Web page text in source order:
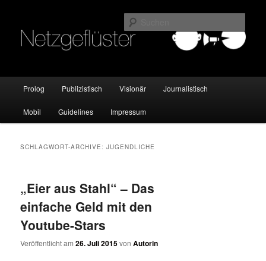
Netzgeflüster
Zum
Inhalt
Zum
sekundären
Prolog Publizistisch Visionär Journalistisch
Mobil Guidelines Impressum
SCHLAGWORT-ARCHIVE:JUGENDLICHE
„Eier aus Stahl“ – Das
einfache Geld mit den
Youtube-Stars
Veröffentlicht am26. Juli 2015vonAutorin